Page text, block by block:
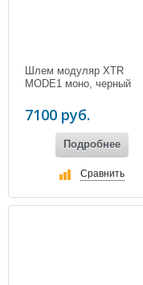
Шлем модуляр XTR
MODE1 моно, черный
7100 руб.
Подробнее
Сравнить